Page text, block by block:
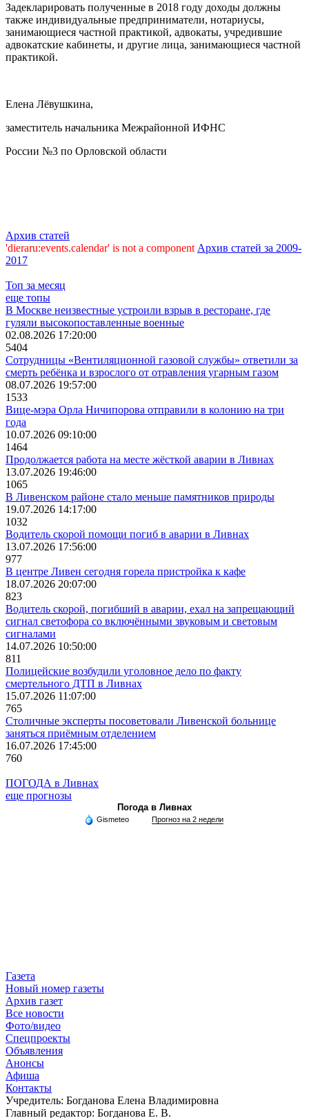
Задекларировать полученные в 2018 году доходы должны
также индивидуальные предприниматели, нотариусы,
занимающиеся частной практикой, адвокаты, учредившие
адвокатские кабинеты, и другие лица, занимающиеся частной
практикой.
Елена Лёвушкина,
заместитель начальника Межрайонной ИФНС
России №3 по Орловской области
Архив статей
'dieraru:events.calendar' is not a component Архив статей за 2009-
2017
Топ за месяц
еще топы
В Москве неизвестные устроили взрыв в ресторане, где
гуляли высокопоставленные военные
02.08.2026 17:20:00
5404
Сотрудницы «Вентиляционной газовой службы» ответили за
смерть ребёнка и взрослого от отравления угарным газом
08.07.2026 19:57:00
1533
Вице-мэра Орла Ничипорова отправили в колонию на три
года
10.07.2026 09:10:00
1464
Продолжается работа на месте жёсткой аварии в Ливнах
13.07.2026 19:46:00
1065
В Ливенском районе стало меньше памятников природы
19.07.2026 14:17:00
1032
Водитель скорой помощи погиб в аварии в Ливнах
13.07.2026 17:56:00
977
В центре Ливен сегодня горела пристройка к кафе
18.07.2026 20:07:00
823
Водитель скорой, погибший в аварии, ехал на запрещающий
сигнал светофора со включёнными звуковым и световым
сигналами
14.07.2026 10:50:00
811
Полицейские возбудили уголовное дело по факту
смертельного ДТП в Ливнах
15.07.2026 11:07:00
765
Столичные эксперты посоветовали Ливенской больнице
заняться приёмным отделением
16.07.2026 17:45:00
760
ПОГОДА в Ливнах
еще прогнозы
Погода в Ливнах
Gismeteo Прогноз на 2 недели
Газета
Новый номер газеты
Архив газет
Все новости
Фото/видео
Спецпроекты
Объявления
Анонсы
Афиша
Контакты
Учредитель: Богданова Елена Владимировна
Главный редактор: Богданова Е. В.